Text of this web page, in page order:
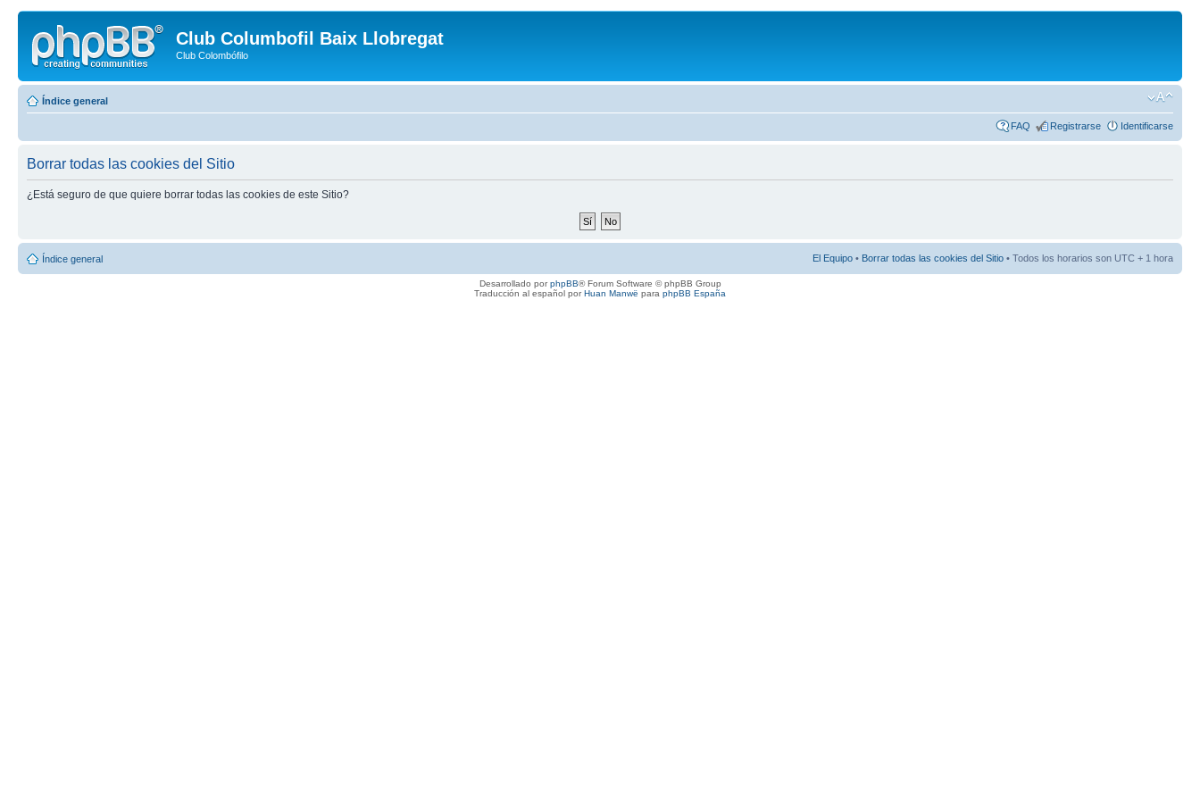
Club Columbofil Baix Llobregat
Club Colombófilo
Índice general
FAQ Registrarse Identificarse
Borrar todas las cookies del Sitio
¿Está seguro de que quiere borrar todas las cookies de este Sitio?
Índice general El Equipo • Borrar todas las cookies del Sitio • Todos los horarios son UTC + 1 hora
Desarrollado porphpBB® Forum Software © phpBB Group
Traducción al español porHuan Manwë para phpBB España